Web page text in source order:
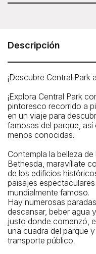
Duración del recorrido:
203 West 58th Street,
Teléfono: 212-541-8759
Descripción
¡Descubre Central Park
¡Explora Central Park
pintoresco recorrido a
en un viaje para
famosas del parque,
menos conocidas.
Contempla la belleza
Bethesda, maravíllate
de los edificios
paisajes
mundialmente famoso.
Hay numerosas
descansar, beber agua
justo donde comenzó,
una cuadra del parque
transporte público.